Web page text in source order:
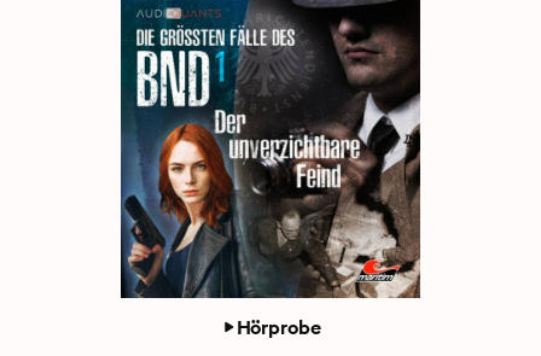
Hörprobe